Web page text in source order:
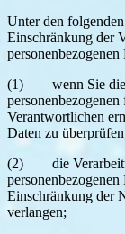
Unter den
Einschränkung der
(1) wenn Sie die
Verantwortlichen
Daten zu
(2) die
Einschränkung der
verlangen;